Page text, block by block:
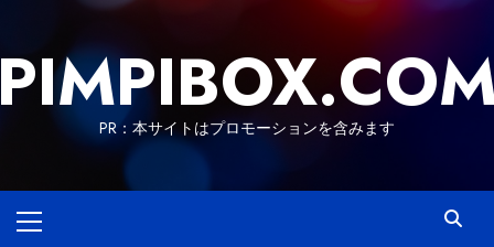
content
PR：本サイトはプロモーションを含みます
Menu